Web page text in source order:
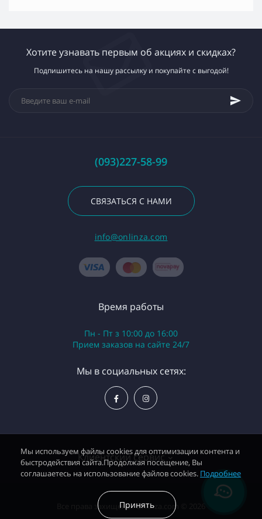
Хотите узнавать первым об акциях и скидках?
Подпишитесь на нашу рассылку и покупайте с выгодой!
(093)227-58-99
СВЯЗАТЬСЯ С НАМИ
info@onlinza.com
Клиентский сервис
О нас
Время работы
Пн - Пт з 10:00 до 16:00
Приeм заказов на сайте 24/7
Мы в социальных сетях:
Все права захищены. Onlinza.com © 2026
Мы используем файлы cookies для оптимизации контента и
быстродействия сайта.Продолжая посещение, Вы
соглашаетесь на использование файлов cookies. Подробнее
Принять